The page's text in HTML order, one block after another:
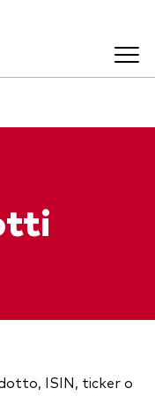
categorie
ISIN, ticker o